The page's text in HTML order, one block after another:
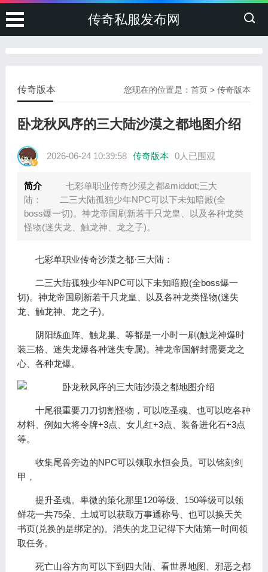
传奇私服发布网
您现在的位置是：首页 >传奇版本
传奇版本
卧龙秋风序的三大陆沙漠之都地图介绍
2026-06-24 10:39:58 传奇版本 0人已围观
简介
七彩单职业传奇沙漠之都&middot;三大
陆： 二三大陆孤独少年NPC可以下未知暗殿(全
boss爆一切)。神龙帝国刷新若干只龙皇、以及各种龙类
怪物(迷失龙、触龙神、龙之子)。
七彩单职业传奇沙漠之都·三大陆：
二三大陆孤独少年NPC可以下未知暗殿(全boss爆一
切)。神龙帝国刷新若干只龙皇、以及各种龙类怪物(迷失
龙、触龙神、龙之子)。
阴阳练血阵、触龙巢、等都是一小时一刷(触龙神爆时
装三格、迷失龙爆各种迷失专属)。神龙帝国解封需要龙之
心、各种龙爆。
十尾很重要刀刀切割怪物，可以吃圣魂、也可以吃各种
材料、例如大将令牌+3点、女儿红+3点、装备进化石+3点
等。
收集尾兽旁边的NPC可以领取永恒会员。可以铭刻剑
甲，
提升圣魂。卑微的策化那里120等级、150等级可以领
鲜花一共75朵、土城可以获取万事通称号、也可以换天关
书页(兑换的是绑定的)。消失的龙卫记得下大陆第一时间领
取任务。
死亡山谷方向可以下到四大陆、看世界地图、邪恶之都